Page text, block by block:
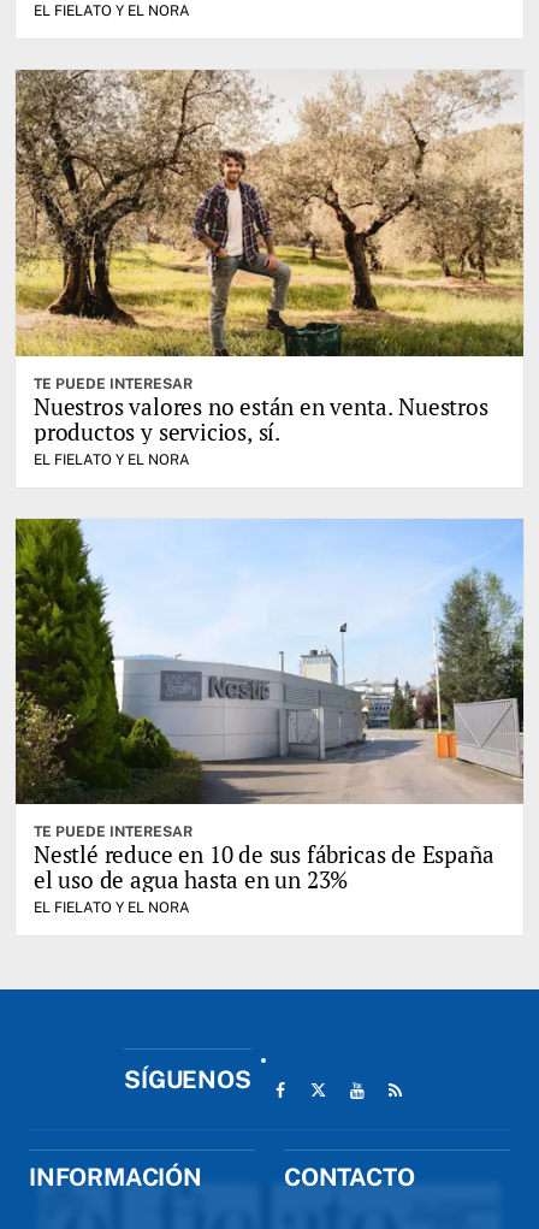
EL FIELATO Y EL NORA
TE PUEDE INTERESAR
Nuestros valores no están en venta. Nuestros
productos y servicios, sí.
EL FIELATO Y EL NORA
TE PUEDE INTERESAR
Nestlé reduce en 10 de sus fábricas de España
el uso de agua hasta en un 23%
EL FIELATO Y EL NORA
SÍGUENOS
INFORMACIÓN CONTACTO